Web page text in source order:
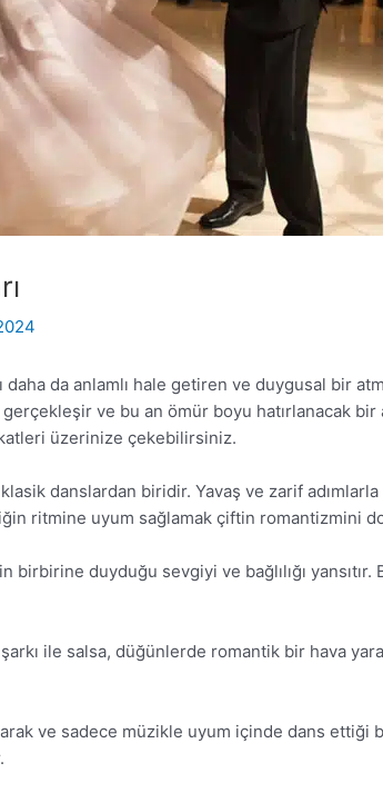
daha da anlamlı hale getiren ve duygusal bir
ve bu an ömür boyu hatırlanacak bir
üzerinize çekebilirsiniz.
danslardan biridir. Yavaş ve zarif adımlarla
ritmine uyum sağlamak çiftin romantizmini
birbirine duyduğu sevgiyi ve bağlılığı
ile salsa, düğünlerde romantik bir hava
ve sadece müzikle uyum içinde dans ettiği